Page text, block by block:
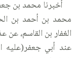
أخبرنا محمد بن
محمد بن أحمد بن
الغفار بن القاسم،
عند أبي جعفر(عليه